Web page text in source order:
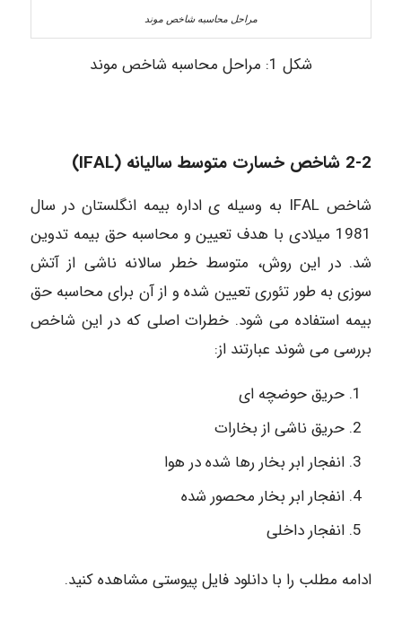
مراحل محاسبه شاخص موند
شکل 1: مراحل محاسبه شاخص موند
2-2 شاخص خسارت متوسط سالیانه (IFAL)
شاخص IFAL به وسیله ی اداره بیمه انگلستان در سال
1981 میلادی با هدف تعیین و محاسبه حق بیمه تدوین
شد. در این روش، متوسط خطر سالانه ناشی از آتش
سوزی به طور تئوری تعیین شده و از آن برای محاسبه حق
بیمه استفاده می شود. خطرات اصلی که در این شاخص
بررسی می شوند عبارتند از:
حریق حوضچه ای
حریق ناشی از بخارات
انفجار ابر بخار رها شده در هوا
انفجار ابر بخار محصور شده
انفجار داخلی
ادامه مطلب را با دانلود فایل پیوستی مشاهده کنید.